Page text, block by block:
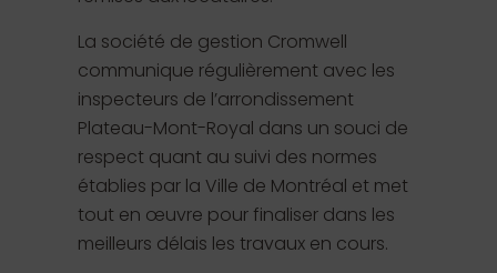
La société de gestion Cromwell
communique régulièrement avec les
inspecteurs de l’arrondissement
Plateau-Mont-Royal dans un souci de
respect quant au suivi des normes
établies par la Ville de Montréal et met
tout en œuvre pour finaliser dans les
meilleurs délais les travaux en cours.